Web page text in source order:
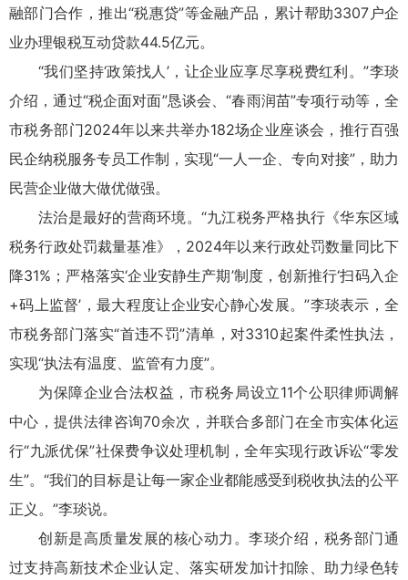
融部门合作，推出“税惠贷”等金融产品，累计帮助3307户企
业办理银税互动贷款44.5亿元。
“我们坚持‘政策找人’，让企业应享尽享税费红利。”李琰
介绍，通过“税企面对面”恳谈会、“春雨润苗”专项行动等，全
市税务部门2024年以来共举办182场企业座谈会，推行百强
民企纳税服务专员工作制，实现“一人一企、专向对接”，助力
民营企业做大做优做强。
法治是最好的营商环境。“九江税务严格执行《华东区域
税务行政处罚裁量基准》，2024年以来行政处罚数量同比下
降31%；严格落实‘企业安静生产期’制度，创新推行‘扫码入企
+码上监督’，最大程度让企业安心静心发展。”李琰表示，全
市税务部门落实“首违不罚”清单，对3310起案件柔性执法，
实现“执法有温度、监管有力度”。
为保障企业合法权益，市税务局设立11个公职律师调解
中心，提供法律咨询70余次，并联合多部门在全市实体化运
行“九派优保”社保费争议处理机制，全年实现行政诉讼“零发
生”。“我们的目标是让每一家企业都能感受到税收执法的公平
正义。”李琰说。
创新是高质量发展的核心动力。李琰介绍，税务部门通
过支持高新技术企业认定、落实研发加计扣除、助力绿色转